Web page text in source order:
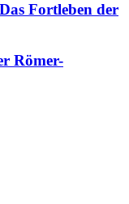
Fortleben der
Römer-